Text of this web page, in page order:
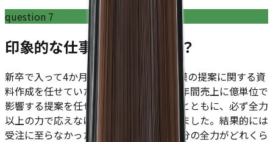
question 7
印象的な仕事はありますか？
新卒で入って4か月目に月間1000万円規模の提案に関する資
料作成を任せていただきました。会社の年間売上に億単位で
影響する提案を任せる上司の度量に驚くとともに、必ず全力
以上の力で応えなければならないと感じました。結果的には
受注に至らなかったものの上司から「自分の全力がどれくら